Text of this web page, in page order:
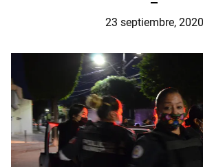
23 septiembre, 2020